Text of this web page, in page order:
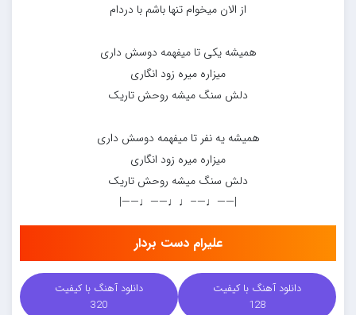
از الان میخوام تنها باشم با دردام
همیشه یکی تا میفهمه دوسش داری
میزاره میره زود انگاری
دلش سنگ میشه روحش تاریک
همیشه یه نفر تا میفهمه دوسش داری
میزاره میره زود انگاری
دلش سنگ میشه روحش تاریک
|——♩—–♩♩——♩——|
علیرام دست بردار
دانلود آهنگ با کیفیت
128
دانلود آهنگ با کیفیت
320